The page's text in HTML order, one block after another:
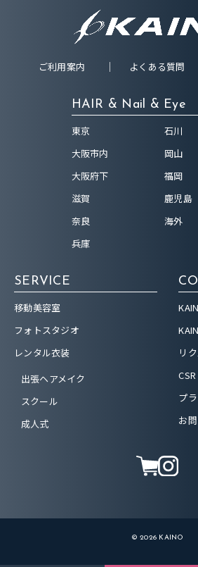
ご利用案内 よくある質問
HAIR & Nail & Eye
東京
大阪市内
大阪府下
滋賀
奈良
兵庫
石川
岡山
福岡
鹿児島
海外
SERVICE
移動美容室
フォトスタジオ
レンタル衣装
出張ヘアメイク
スクール
成人式
リ
CSR
プ
お
© 2026 KAINO